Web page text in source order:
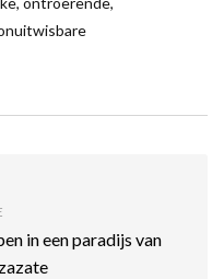
in een paradijs van